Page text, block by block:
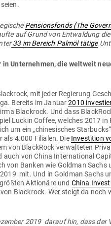
Pen­si­ons­fonds (The
auf Grund von Ent­waldung
33 im Bereich Palmöl tätige
in Unter­nehmen, die weltweit
mit jeder Regierung
Bereits im Januar2010
Blackrock. Und dass
Luckin Coffee, welches 2017 in
um ein „chi­ne­si­sches
als 4.000 Filialen. Die Inves­tition
von BlackRock ver­wal­teten
auch von China Inter­na­tional
von Banken wie Goldman Sachs
mit. Und in Goldman Sachs
Aktionäre und China
Blackrock. Wer steigt da noch
2019 darauf hin, dass der